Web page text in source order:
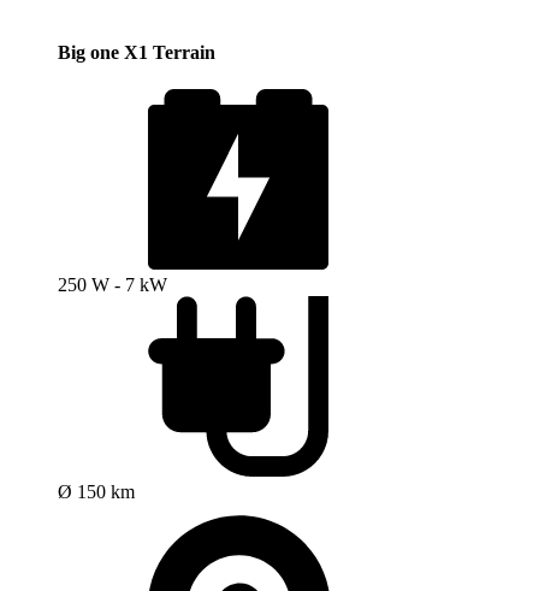
Big one X1 Terrain
250 W - 7 kW
Ø 150 km